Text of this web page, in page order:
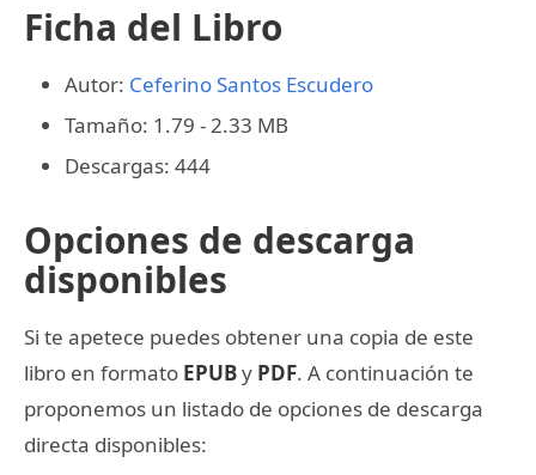
Ficha del Libro
Autor: Ceferino Santos Escudero
Tamaño: 1.79 - 2.33 MB
Descargas: 444
Opciones de descarga
disponibles
Si te apetece puedes obtener una copia de este
libro en formato EPUBy PDF. A continuación te
proponemos un listado de opciones de descarga
directa disponibles: